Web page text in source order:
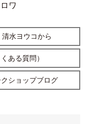
ワ
水ヨウコから
ある質問）
ショップブログ